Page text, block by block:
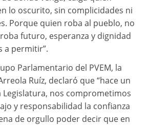
lo oscurito, sin complicidades ni
Porque quien roba al pueblo, no
futuro, esperanza y dignidad
a permitir”.
Parlamentario del PVEM, la
Ruíz, declaró que “hace un
Legislatura, nos comprometimos
y responsabilidad la confianza
de orgullo poder decir que en